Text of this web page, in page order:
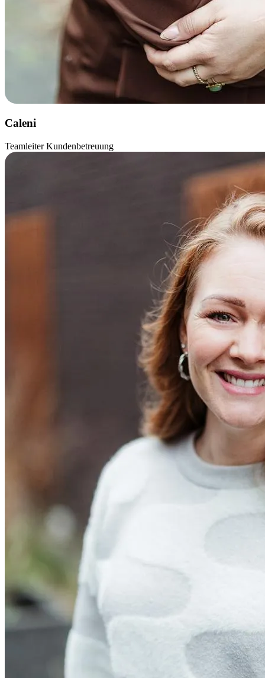
Caleni
Teamleiter Kundenbetreuung